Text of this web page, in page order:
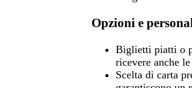
Opzioni e
Biglietti piatti o
ricevere anche
Scelta di carta